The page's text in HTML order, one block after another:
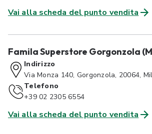
Vai alla scheda del punto vendita
Famila Superstore Gorgonzola
Indirizzo
Via Monza 140, Gorgonzola, 20064,
Telefono
+39 02 2305 6554
Vai alla scheda del punto vendita